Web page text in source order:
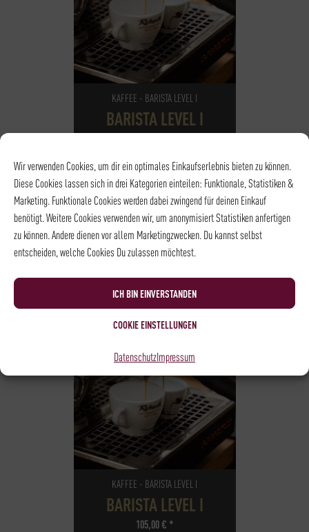
Wir verwenden Cookies, um dir ein optimales Einkaufserlebnis bieten zu können.
Diese Cookies lassen sich in drei Kategorien einteilen: Funktionale, Statistiken &
Marketing. Funktionale Cookies werden dabei zwingend für deinen Einkauf
benötigt. Weitere Cookies verwenden wir, um anonymisiert Statistiken anfertigen
zu können. Andere dienen vor allem Marketingzwecken. Du kannst selbst
entscheiden, welche Cookies Du zulassen möchtest.
ICH BIN EINVERSTANDEN
COOKIE EINSTELLUNGEN
DatenschutzImpressum
KAFFEE - BARISTA LEVEL I
BARISTA LEVEL I
NOCH10PLÄTZE VERFÜGBAR
DATUM 28.09.2026
UHRZEIT 18:15 - 21:15
ORT Rösterei und
Kaffeehaus
KAFFEE - BARISTA LEVEL I
BARISTA LEVEL I
105,00€ *